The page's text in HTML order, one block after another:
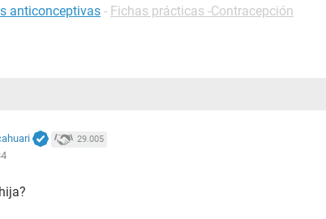
anticonceptivas - Fichas prácticas -Contracepción
29.005